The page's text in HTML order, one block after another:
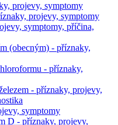
projevy, symptomy
projevy, symptomy
symptomy, příčina,
(obecným) - příznaky,
- příznaky,
- příznaky, projevy,
symptomy
D - příznaky, projevy,